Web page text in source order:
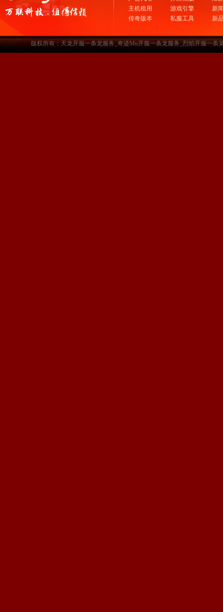
主机租用
传奇版本
游戏引擎
私服工具
新
新
版权所有：天龙开服一条龙服务_奇迹Mu开服一条龙服务_烈焰开服一条